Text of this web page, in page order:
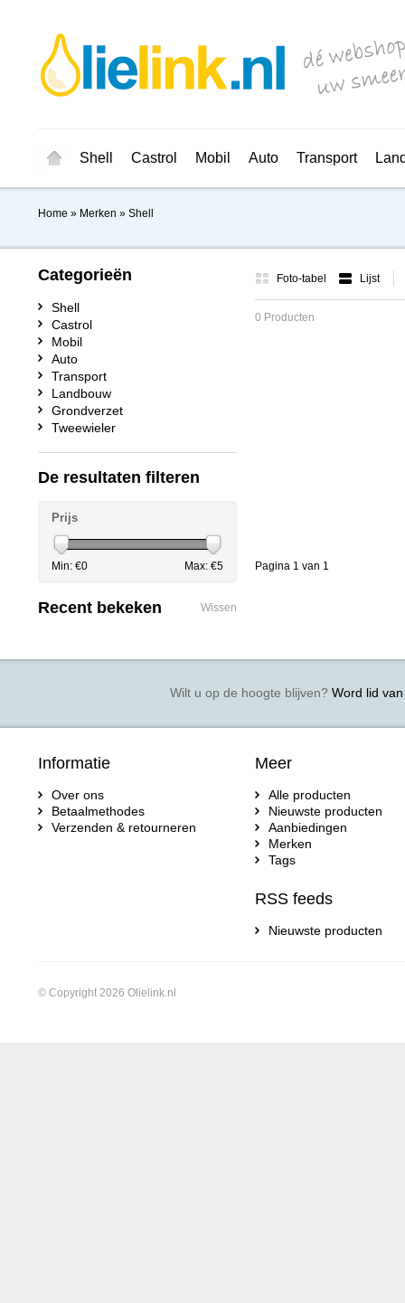
Shell Castrol Mobil Auto Transport
Home » Merken » Shell
Foto-tabel Lijst
0 Producten
Pagina 1 van 1
Categorieën
Shell
Castrol
Mobil
Auto
Transport
Landbouw
Grondverzet
Tweewieler
De resultaten filteren
Prijs
Min: €0 Max: €5
Recent bekeken Wissen
Wilt u op de hoogte blijven?Word lid van
Informatie
Over ons
Betaalmethodes
Verzenden & retourneren
Meer
Alle producten
Nieuwste producten
Aanbiedingen
Merken
Tags
RSS feeds
Nieuwste producten
© Copyright 2026 Olielink.nl